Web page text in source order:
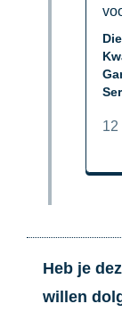
12
Heb je
willen